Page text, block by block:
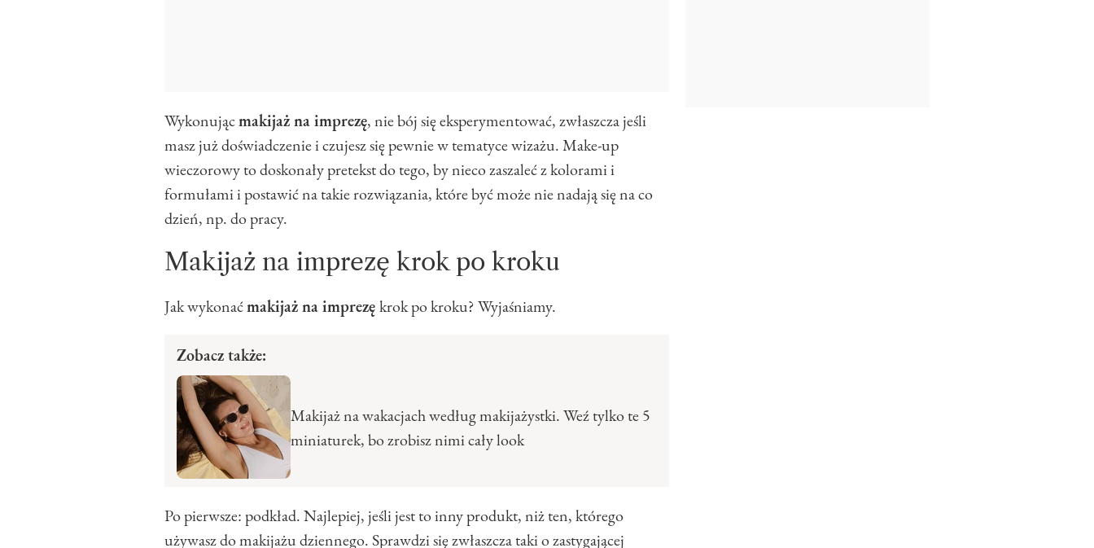
Wykonującmakijaż na imprezę, nie bój się eksperymentować, zwłaszcza jeśli
masz już doświadczenie i czujesz się pewnie w tematyce wizażu. Make-up
wieczorowy to doskonały pretekst do tego, by nieco zaszaleć z kolorami i
formułami i postawić na takie rozwiązania, które być może nie nadają się na co
dzień, np. do pracy.
Makijaż na imprezę krok po kroku
Jak wykonaćmakijaż na imprezękrok po kroku? Wyjaśniamy.
Zobacz także:
Makijaż na wakacjach według makijażystki. Weź tylko te 5
miniaturek, bo zrobisz nimi cały look
Po pierwsze: podkład. Najlepiej, jeśli jest to inny produkt, niż ten, którego
używasz do makijażu dziennego. Sprawdzi się zwłaszcza taki o zastygającej